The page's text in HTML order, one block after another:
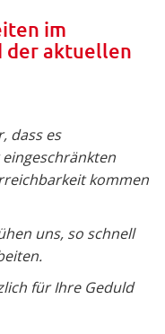
im
der aktuellen
dass es
kommen
uns, so schnell
für Ihre Geduld